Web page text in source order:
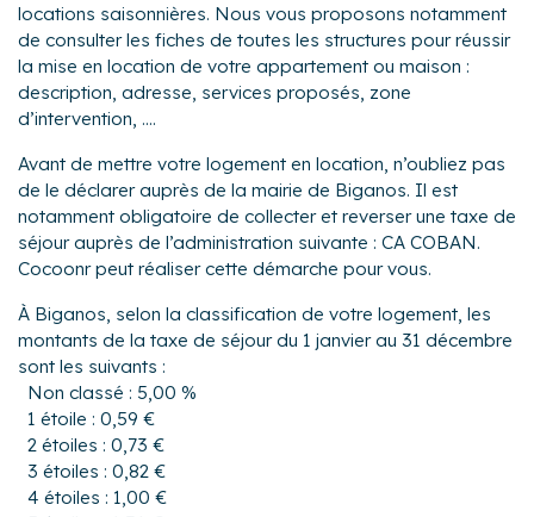
locations saisonnières. Nous vous proposons notamment
de consulter les fiches de toutes les structures pour réussir
la mise en location de votre appartement ou maison :
description, adresse, services proposés, zone
d’intervention, ....
Avant de mettre votre logement en location, n’oubliez pas
de le déclarer auprès de la mairie de Biganos. Il est
notamment obligatoire de collecter et reverser une taxe de
séjour auprès de l’administration suivante : CA COBAN.
Cocoonr peut réaliser cette démarche pour vous.
À Biganos, selon la classification de votre logement, les
montants de la taxe de séjour du 1 janvier au 31 décembre
sont les suivants :
Non classé : 5,00 %
1 étoile : 0,59 €
2 étoiles : 0,73 €
3 étoiles : 0,82 €
4 étoiles : 1,00 €